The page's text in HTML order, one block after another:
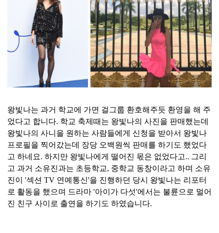
왕빛나는 과거 학교에 가면 걸그룹 환호해주듯 환영을 해 주
었다고 합니다. 학교 축제때는 왕빛나의 사진을 판매했는데
왕빛나의 사니을 원하는 사람들에게 신청을 받아서 왕빛나
프로필을 찍어갔는데 장당 오백원씩 판매를 하기도 했었다
고 하네요. 하지만 왕빛나에게 떨어진 몫은 없었다고.. 그리
고 과거 소유진과는 초등학교, 중학교 동창이라고 하며 소유
진이 '섹션 TV 연예통신'을 진행하던 당시 왕빛나는 리포터
로 활동을 했으며 드라마 '아이가 다섯'에서는 불륜으로 멀어
진 친구 사이로 출연을 하기도 하였습니다.